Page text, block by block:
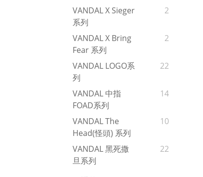
VANDAL X Sieger
系列
2
VANDAL X Bring
Fear 系列
2
VANDAL LOGO系
列
22
VANDAL 中指
FOAD系列
14
VANDAL The
Head(怪頭) 系列
10
VANDAL 黑死撒
旦系列
22